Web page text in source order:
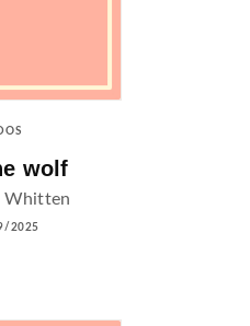
wolf
Whitten
2025